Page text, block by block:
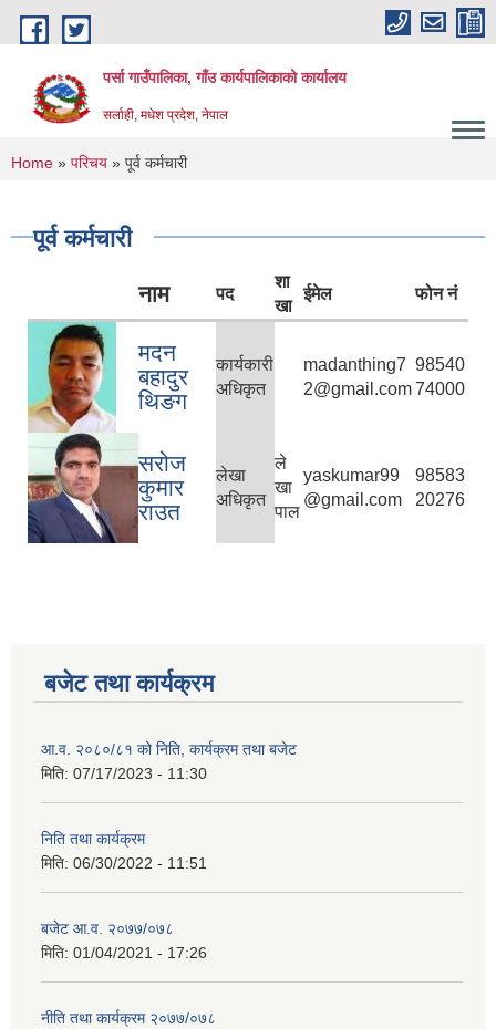
Skip to main content
पर्सा गाउँपालिका, गाँउ कार्यपालिकाको कार्यालय
सर्लाही, मधेश प्रदेश, नेपाल
You are here
Home » परिचय » पूर्व कर्मचारी
पूर्व कर्मचारी
नाम पद
शा
खा
ईमेल फोन नं
मदन
बहादुर
थिङग
कार्यकारी
अधिकृत
madanthing7
2@gmail.com
98540
74000
सरोज
कुमार
राउत
लेखा
अधिकृत
ले
खा
पाल
yaskumar99
@gmail.com
98583
20276
बजेट तथा कार्यक्रम
आ.व. २०८०/८१ को निति, कार्यक्रम तथा बजेट
मिति: 07/17/2023 - 11:30
निति तथा कार्यक्रम
मिति: 06/30/2022 - 11:51
बजेट आ.व. २०७७/०७८
मिति: 01/04/2021 - 17:26
नीति तथा कार्यक्रम २०७७/०७८